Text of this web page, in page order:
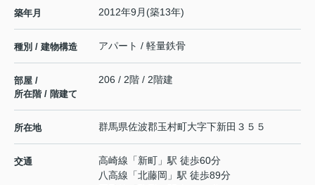
築年月 2012年9月(築13年)
種別 / 建物構造 アパート / 軽量鉄骨
部屋 /
所在階 / 階建て
206 / 2階 / 2階建
所在地 群馬県佐波郡玉村町大字下新田 ３５５
交通 高崎線 「新町 」駅 徒歩60分
八高線 「北藤岡 」駅 徒歩89分